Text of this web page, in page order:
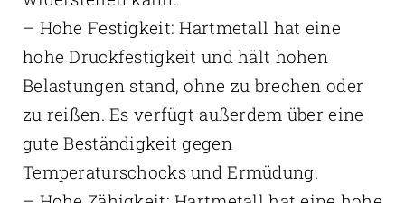
– Hohe Festigkeit: Hartmetall hat eine
hohe Druckfestigkeit und hält hohen
Belastungen stand, ohne zu brechen oder
zu reißen. Es verfügt außerdem über eine
gute Beständigkeit gegen
Temperaturschocks und Ermüdung.